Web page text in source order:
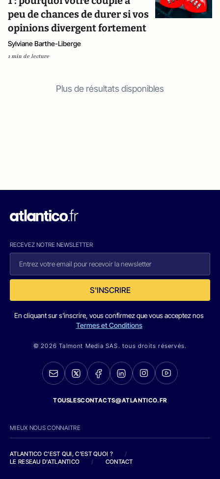
peu de chances de durer si vos
opinions divergent fortement
Sylviane Barthe-Liberge
1 min de lecture
Plus de résultats disponibles
RECEVEZ NOTRE NEWSLETTER
S'INSCRIRE
En cliquant sur s'inscrire, vous confirmez que vous acceptez nos
Termes et Conditions
© 2026 Talmont Media SAS. tous droits réservés.
TOUSLESCONTACTS@ATLANTICO.FR
MIEUX NOUS CONNAITRE
ATLANTICO C'EST QUI, C'EST QUOI ?
/
LE RESEAU D'ATLANTICO
/ CONTACT